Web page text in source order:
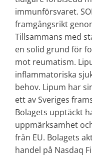
immunförsvaret.
framgångsrikt
Tillsammans med
en solid grund för
mot reumatism.
inflammatoriska
behov. Lipum har
ett av Sveriges
Bolagets upptäckt
uppmärksamhet
från EU. Bolagets
handel på Nasdaq